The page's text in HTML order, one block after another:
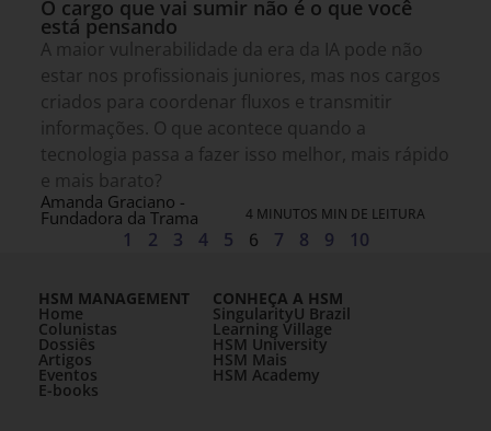
O cargo que vai sumir não é o que você
está pensando
A maior vulnerabilidade da era da IA pode não
estar nos profissionais juniores, mas nos cargos
criados para coordenar fluxos e transmitir
informações. O que acontece quando a
tecnologia passa a fazer isso melhor, mais rápido
e mais barato?
Amanda Graciano -
Fundadora da Trama 4 MINUTOS MIN DE LEITURA
1 2 3 4 5 6 7 8 9 10
HSM MANAGEMENT
Home
Colunistas
Dossiês
Artigos
Eventos
E-books
CONHEÇA A HSM
SingularityU Brazil
Learning Village
HSM University
HSM Mais
HSM Academy